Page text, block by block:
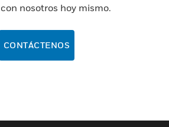
nosotros hoy mismo.
CONTÁCTENOS